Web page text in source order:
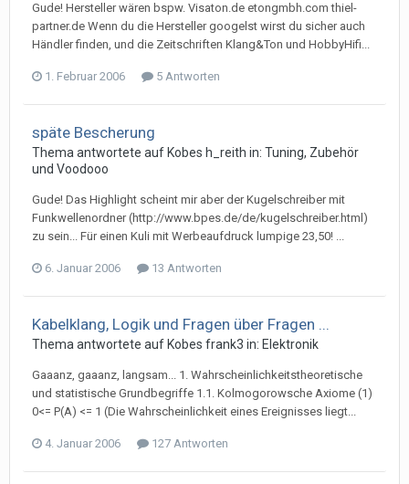
Gude! Hersteller wären bspw. Visaton.de etongmbh.com thiel-
partner.de Wenn du die Hersteller googelst wirst du sicher auch
Händler finden, und die Zeitschriften Klang&Ton und HobbyHifi...
1. Februar 2006 5 Antworten
späte Bescherung
Thema antwortete auf Kobes h_reith in: Tuning, Zubehör
und Voodooo
Gude! Das Highlight scheint mir aber der Kugelschreiber mit
Funkwellenordner (http://www.bpes.de/de/kugelschreiber.html)
zu sein... Für einen Kuli mit Werbeaufdruck lumpige 23,50! ...
6. Januar 2006 13 Antworten
Kabelklang, Logik und Fragen über Fragen ...
Thema antwortete auf Kobes frank3 in: Elektronik
Gaaanz, gaaanz, langsam... 1. Wahrscheinlichkeitstheoretische
und statistische Grundbegriffe 1.1. Kolmogorowsche Axiome (1)
0<= P(A) <= 1 (Die Wahrscheinlichkeit eines Ereignisses liegt...
4. Januar 2006 127 Antworten